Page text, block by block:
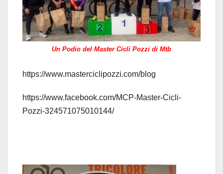
Un Podio del Master Cicli Pozzi di Mtb
https://www.masterciclipozzi.com/blog
https://www.facebook.com/MCP-Master-Cicli-
Pozzi-324571075010144/